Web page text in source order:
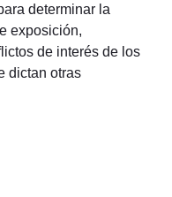
determinar la
exposición,
de interés de los
dictan otras